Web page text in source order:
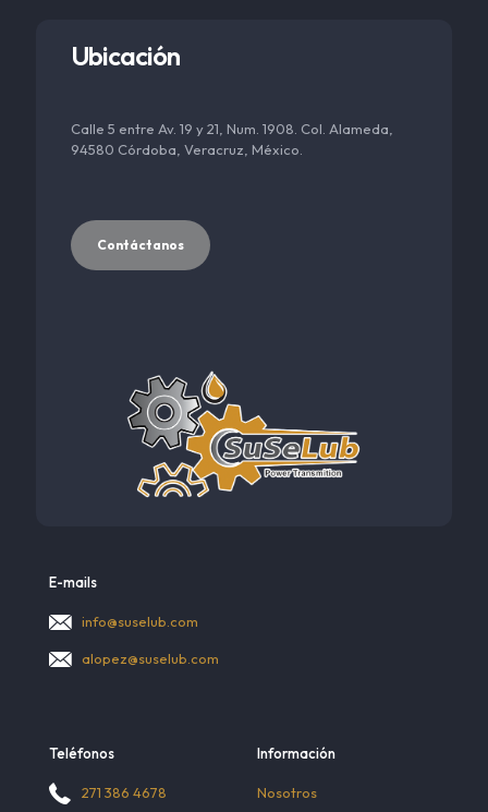
Ubicación
Calle 5 entre Av. 19 y 21, Num. 1908. Col. Alameda,
94580 Córdoba, Veracruz, México.
Contáctanos
E-mails
info@suselub.com
alopez@suselub.com
Teléfonos
271 386 4678
Información
Nosotros